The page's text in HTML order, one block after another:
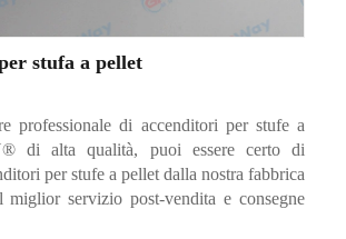
stufa a pellet
professionale di accenditori per stufe a
di alta qualità, puoi essere certo di
per stufe a pellet dalla nostra fabbrica
servizio post-vendita e consegne